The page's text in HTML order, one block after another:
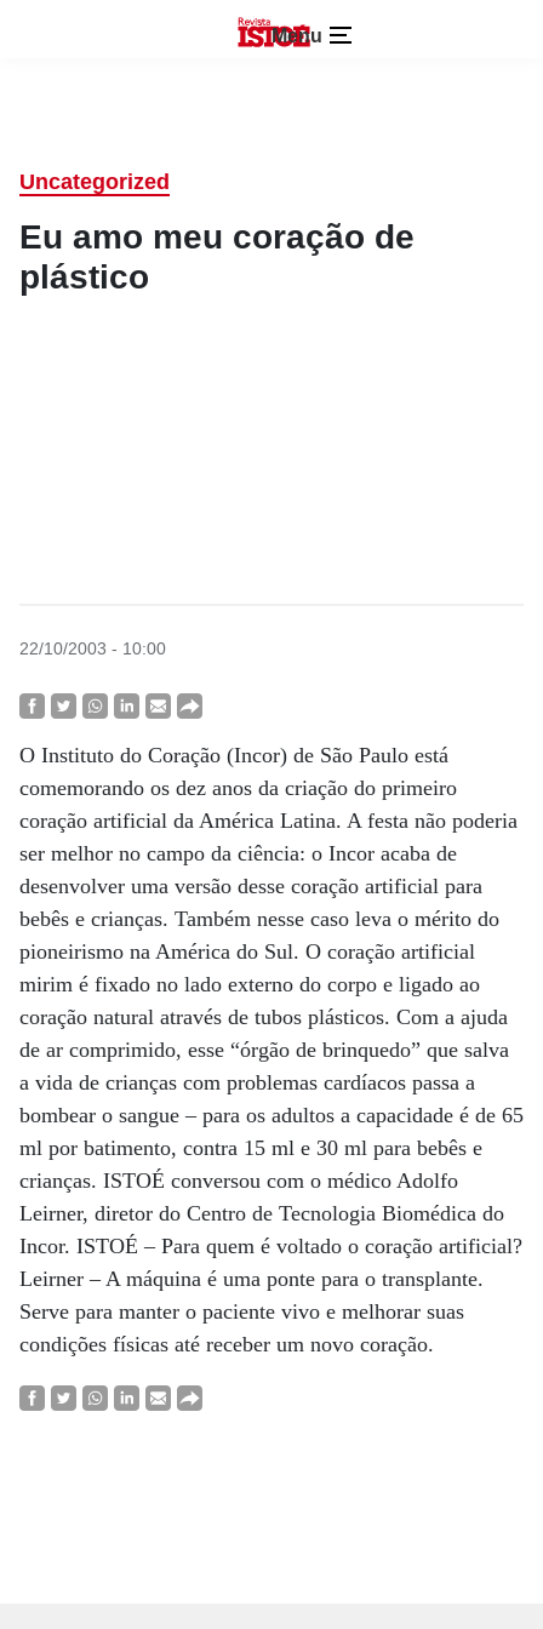
Menu
Uncategorized
Eu amo meu coração de
plástico
22/10/2003 - 10:00
O Instituto do Coração (Incor) de São Paulo está
comemorando os dez anos da criação do primeiro
coração artificial da América Latina. A festa não poderia
ser melhor no campo da ciência: o Incor acaba de
desenvolver uma versão desse coração artificial para
bebês e crianças. Também nesse caso leva o mérito do
pioneirismo na América do Sul. O coração artificial
mirim é fixado no lado externo do corpo e ligado ao
coração natural através de tubos plásticos. Com a ajuda
de ar comprimido, esse “órgão de brinquedo” que salva
a vida de crianças com problemas cardíacos passa a
bombear o sangue – para os adultos a capacidade é de 65
ml por batimento, contra 15 ml e 30 ml para bebês e
crianças. ISTOÉ conversou com o médico Adolfo
Leirner, diretor do Centro de Tecnologia Biomédica do
Incor. ISTOÉ – Para quem é voltado o coração artificial?
Leirner – A máquina é uma ponte para o transplante.
Serve para manter o paciente vivo e melhorar suas
condições físicas até receber um novo coração.